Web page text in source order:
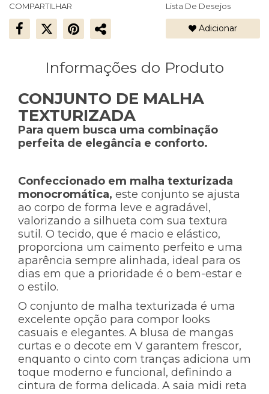
COMPARTILHAR Lista De Desejos
Adicionar
Informações do Produto
CONJUNTO DE MALHA
TEXTURIZADA
Para quem busca uma combinação
perfeita de elegância e conforto.
Confeccionado em malha texturizada
monocromática, este conjunto se ajusta
ao corpo de forma leve e agradável,
valorizando a silhueta com sua textura
sutil. O tecido, que é macio e elástico,
proporciona um caimento perfeito e uma
aparência sempre alinhada, ideal para os
dias em que a prioridade é o bem-estar e
o estilo.
O conjunto de malha texturizada é uma
excelente opção para compor looks
casuais e elegantes. A blusa de mangas
curtas e o decote em V garantem frescor,
enquanto o cinto com tranças adiciona um
toque moderno e funcional, definindo a
cintura de forma delicada. A saia midi reta